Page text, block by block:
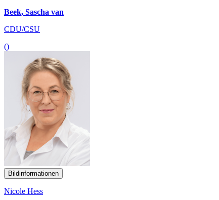
Beek, Sascha van
CDU/CSU
()
Bildinformationen
Nicole Hess